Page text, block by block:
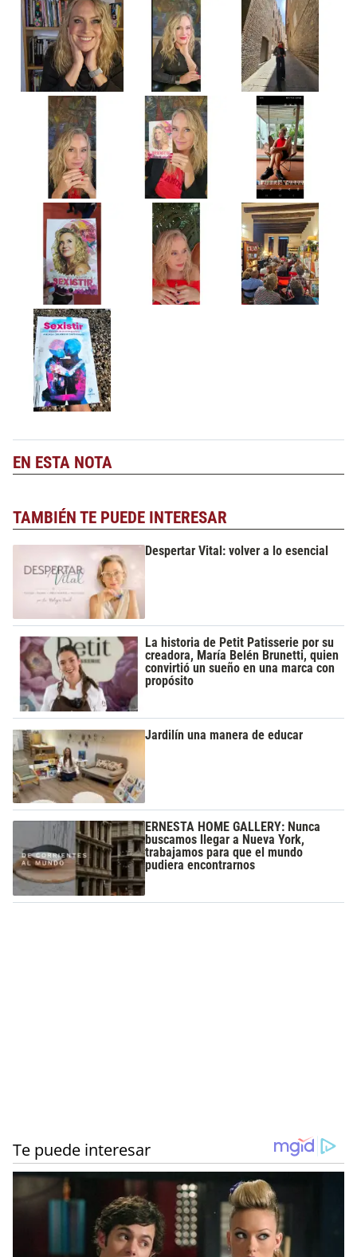
EN ESTA NOTA
TAMBIÉN TE PUEDE INTERESAR
Despertar Vital: volver a lo esencial
La historia de Petit Patisserie por su
creadora, María Belén Brunetti, quien
convirtió un sueño en una marca con
propósito
Jardilín una manera de educar
ERNESTA HOME GALLERY: Nunca
buscamos llegar a Nueva York,
trabajamos para que el mundo
pudiera encontrarnos